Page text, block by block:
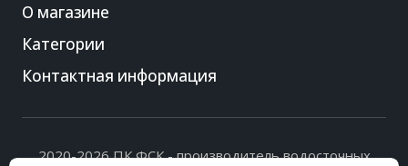
О магазине
Категории
Контактная информация
2020-2026 ПК ФСК - производитель водосточных